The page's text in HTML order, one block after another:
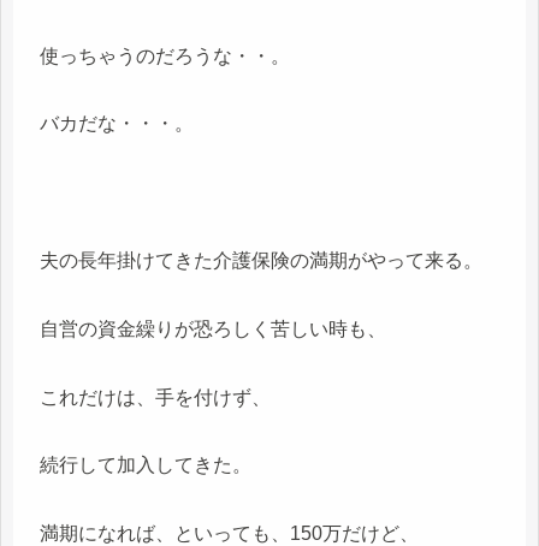
使っちゃうのだろうな・・。
バカだな・・・。
夫の長年掛けてきた介護保険の満期がやって来る。
自営の資金繰りが恐ろしく苦しい時も、
これだけは、手を付けず、
続行して加入してきた。
満期になれば、といっても、150万だけど、